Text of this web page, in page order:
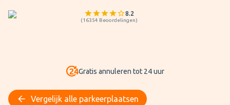
8.2
(16354 Beoordelingen)
Gratis annuleren tot 24 uur
Vergelijk alle parkeerplaatsen